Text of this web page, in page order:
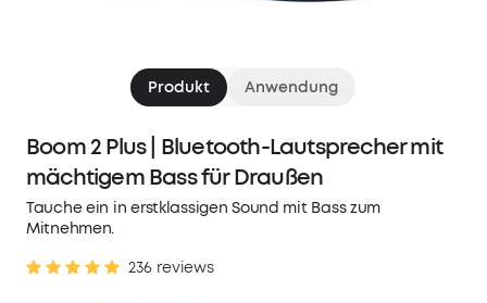
Produkt Anwendung
Boom 2 Plus | Bluetooth-Lautsprecher mit
mächtigem Bass für Draußen
Tauche ein in erstklassigen Sound mit Bass zum
Mitnehmen.
236 reviews